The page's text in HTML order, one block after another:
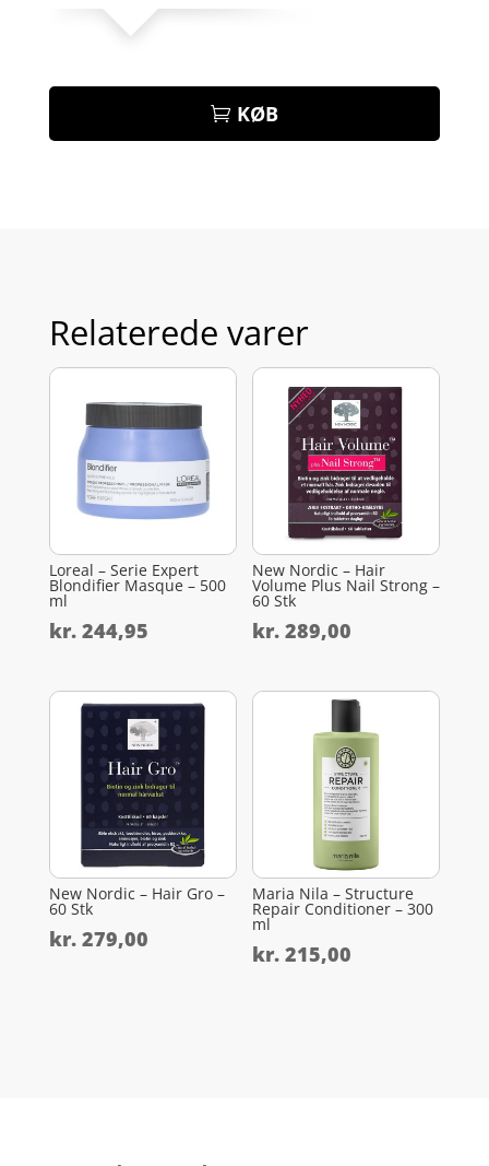
KØB
Relaterede varer
Loreal – Serie Expert
Blondifier Masque – 500
ml
kr.244,95
New Nordic – Hair
Volume Plus Nail Strong –
60 Stk
kr. 289,00
New Nordic – Hair Gro –
60 Stk
kr.279,00
Maria Nila – Structure
Repair Conditioner – 300
ml
kr. 215,00